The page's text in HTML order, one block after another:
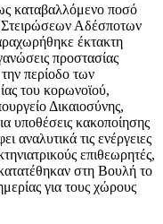
καταβαλλόμενο ποσό
Στειρώσεων Αδέσποτων
έκτακτη
προστασίας
περίοδο των
του κορωνοϊού,
Δικαιοσύνης,
υποθέσεις κακοποίησης
αναλυτικά τις ενέργειες
επιθεωρητές,
στη Βουλή το
για τους χώρους